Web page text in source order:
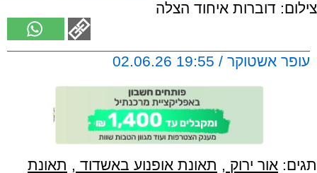
צילום: דוברות איחוד הצלה
עופר אשטוקר / 19:55 02.06.26
תגים: אור ירוק , תאונת אופנוע באשדוד , תאונת